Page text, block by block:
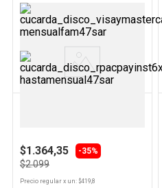
Producto
$1.364,35 -35%
$2.099
Precio regular x un: $419,8